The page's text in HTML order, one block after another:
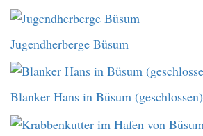
Jugendherberge Büsum
Blanker Hans in Büsum (geschlossen)